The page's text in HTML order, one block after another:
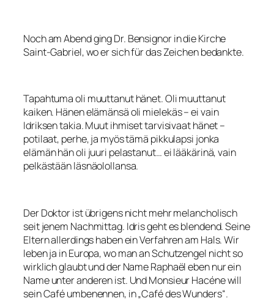
Noch am Abend ging Dr. Bensignor in die Kirche
Saint-Gabriel, wo er sich für das Zeichen bedankte.
Tapahtuma oli muuttanut hänet. Oli muuttanut
kaiken. Hänen elämänsä oli mielekäs – ei vain
Idriksen takia. Muut ihmiset tarvisivaat hänet –
potilaat, perhe, ja myös tämä pikkulapsi jonka
elämän hän oli juuri pelastanut… ei lääkärinä, vain
pelkästään läsnäolollansa.
Der Doktor ist übrigens nicht mehr melancholisch
seit jenem Nachmittag. Idris geht es blendend. Seine
Eltern allerdings haben ein Verfahren am Hals. Wir
leben ja in Europa, wo man an Schutzengel nicht so
wirklich glaubt und der Name Raphaël eben nur ein
Name unter anderen ist. Und Monsieur Hacéne will
sein Café umbenennen, in „Café des Wunders“.